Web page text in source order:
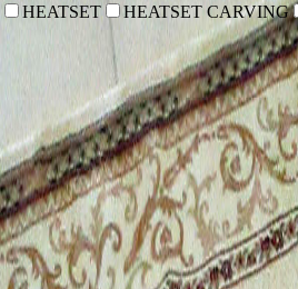
HEATSET HEATSET CARVING